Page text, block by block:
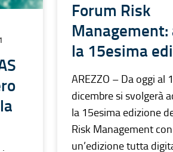
Forum Risk
Management:
la 15esima
AREZZO – Da oggi al
dicembre si svolgerà
la 15esima edizione
Risk Management con
un’edizione tutta